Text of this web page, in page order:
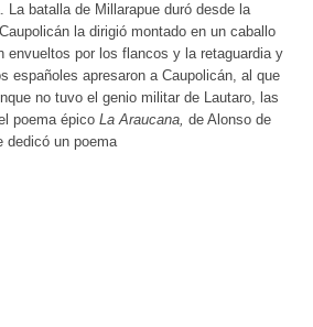
La batalla de Millarapue duró desde la
la dirigió montado en un caballo
envueltos por los flancos y la retaguardia y
españoles apresaron a Caupolicán, al que
no tuvo el genio militar de Lautaro, las
poema épico La Araucana, de Alonso de
dedicó un poema